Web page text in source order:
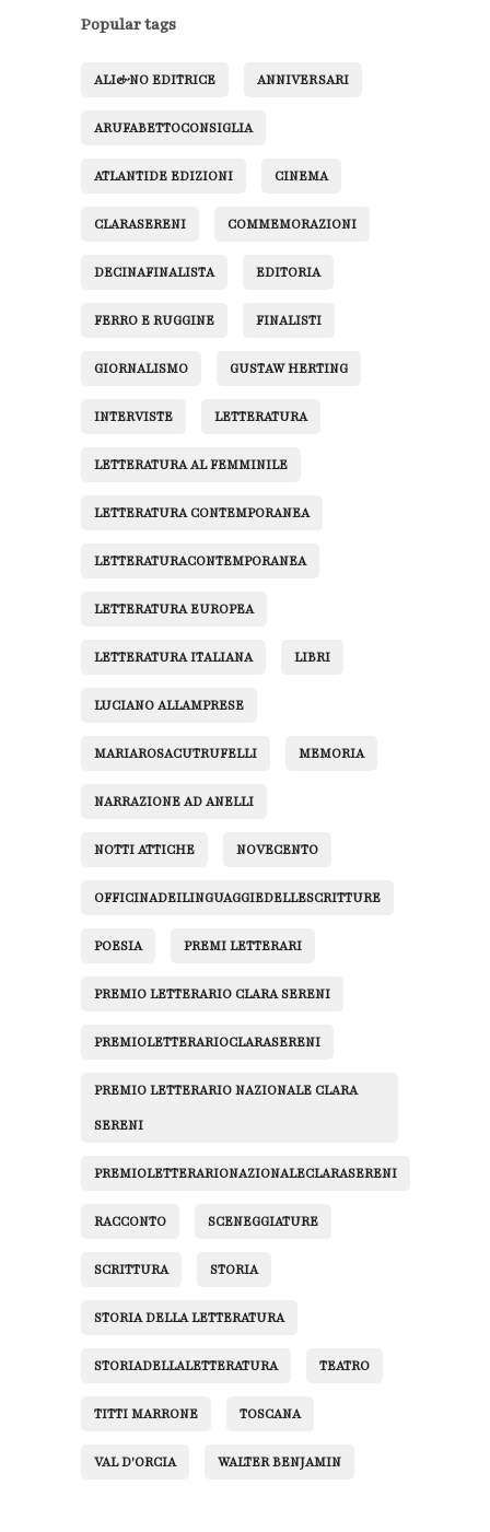
Popular tags
ALI&NO EDITRICE ANNIVERSARI
ARUFABETTOCONSIGLIA
ATLANTIDE EDIZIONI CINEMA
CLARASERENI COMMEMORAZIONI
DECINAFINALISTA EDITORIA
FERRO E RUGGINE FINALISTI
GIORNALISMO GUSTAW HERTING
INTERVISTE LETTERATURA
LETTERATURA AL FEMMINILE
LETTERATURA CONTEMPORANEA
LETTERATURACONTEMPORANEA
LETTERATURA EUROPEA
LETTERATURA ITALIANA LIBRI
LUCIANO ALLAMPRESE
MARIAROSACUTRUFELLI MEMORIA
NARRAZIONE AD ANELLI
NOTTI ATTICHE NOVECENTO
OFFICINADEILINGUAGGIEDELLESCRITTURE
POESIA PREMI LETTERARI
PREMIO LETTERARIO CLARA SERENI
PREMIOLETTERARIOCLARASERENI
PREMIO LETTERARIO NAZIONALE CLARA
SERENI
PREMIOLETTERARIONAZIONALECLARASERENI
RACCONTO SCENEGGIATURE
SCRITTURA STORIA
STORIA DELLA LETTERATURA
STORIADELLALETTERATURA TEATRO
TITTI MARRONE TOSCANA
VAL D'ORCIA WALTER BENJAMIN